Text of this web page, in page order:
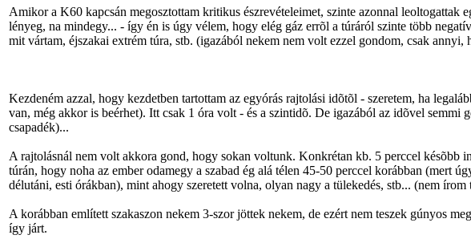
Amikor a K60 kapcsán megosztottam kritikus észrevételeimet, szinte azonnal
lényeg, na mindegy... - így én is úgy vélem, hogy elég gáz errõl a túráról szinte több
mit vártam, éjszakai extrém túra, stb. (igazából nekem nem volt ezzel gondom, csak
Kezdeném azzal, hogy kezdetben tartottam az egyórás rajtolási idõtõl - szeretem, ha
van, még akkor is beérhet). Itt csak 1 óra volt - és a szintidõ. De igazából az idõvel
csapadék)...
A rajtolásnál nem volt akkora gond, hogy sokan voltunk. Konkrétan kb. 5 perccel késõbb
túrán, hogy noha az ember odamegy a szabad ég alá télen 45-50 perccel korábban (mert
délutáni, esti órákban), mint ahogy szeretett volna, olyan nagy a tülekedés, stb... (nem
A korábban említett szakaszon nekem 3-szor jöttek nekem, de ezért nem teszek gúnyos
így járt.